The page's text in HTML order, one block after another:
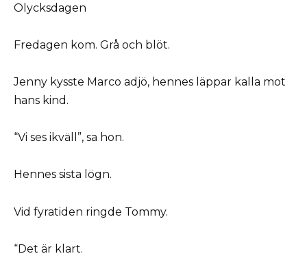
Olycksdagen
Fredagen kom. Grå och blöt.
Jenny kysste Marco adjö, hennes läppar kalla mot
hans kind.
“Vi ses ikväll”, sa hon.
Hennes sista lögn.
Vid fyratiden ringde Tommy.
“Det är klart.